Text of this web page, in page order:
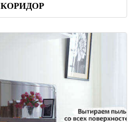
КОРИДОР